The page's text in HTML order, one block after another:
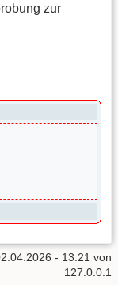
zur
- 13:21 von
127.0.0.1